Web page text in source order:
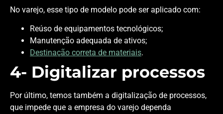
No varejo, esse tipo de modelo pode ser aplicado com:
Reúso de equipamentos tecnológicos;
Manutenção adequada de ativos;
Destinação correta de materiais.
4- Digitalizar processos
Por último, temos também a digitalização de processos,
que impede que a empresa do varejo dependa